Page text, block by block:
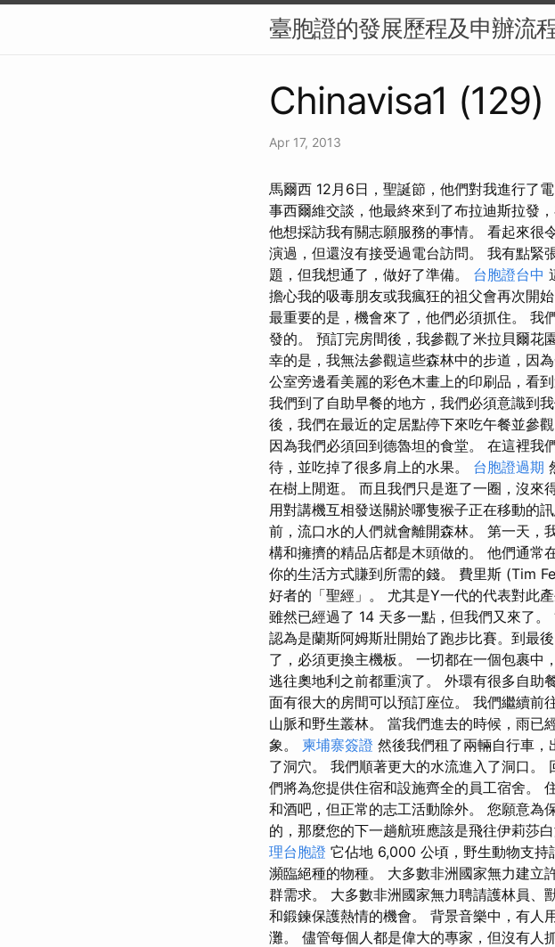
臺胞證的發展歷程及申辦流
Chinavisa1 (129)
Apr 17, 2013
馬爾西 12月6日，聖誕節，他們對我進行了
事西爾維交談，他最終來到了布拉迪斯拉發
他想採訪我有關志願服務的事情。 看起來很
演過，但還沒有接受過電台訪問。 我有點緊
題，但我想通了，做好了準備。 台胞證台中
擔心我的吸毒朋友或我瘋狂的祖父會再次開
最重要的是，機會來了，他們必須抓住。 我
發的。 預訂完房間後，我參觀了米拉貝爾花
幸的是，我無法參觀這些森林中的步道，因
公室旁邊看美麗的彩色木畫上的印刷品，看
我們到了自助早餐的地方，我們必須意識到
後，我們在最近的定居點停下來吃午餐並參
因為我們必須回到德魯坦的食堂。 在這裡
待，並吃掉了很多肩上的水果。 台胞證過期
在樹上閒逛。 而且我們只是逛了一圈，沒來
用對講機互相發送關於哪隻猴子正在移動的
前，流口水的人們就會離開森林。 第一天，
構和擁擠的精品店都是木頭做的。 他們通常
你的生活方式賺到所需的錢。 費里斯 (Tim
好者的「聖經」。 尤其是Y一代的代表對此
雖然已經過了 14 天多一點，但我們又來了
認為是蘭斯阿姆斯壯開始了跑步比賽。到最
了，必須更換主機板。 一切都在一個包裹中
逃往奧地利之前都重演了。 外環有很多自助
面有很大的房間可以預訂座位。 我們繼續前
山脈和野生叢林。 當我們進去的時候，雨已
象。 柬埔寨簽證 然後我們租了兩輛自行車
了洞穴。 我們順著更大的水流進入了洞口。
們將為您提供住宿和設施齊全的員工宿舍。
和酒吧，但正常的志工活動除外。 您願意為
的，那麼您的下一趟航班應該是飛往伊莉莎
理台胞證 它佔地 6,000 公頃，野生動物支持
瀕臨絕種的物種。 大多數非洲國家無力建立
群需求。 大多數非洲國家無力聘請護林員、
和鍛鍊保護熱情的機會。 背景音樂中，有人
灘。 儘管每個人都是偉大的專家，但沒有人